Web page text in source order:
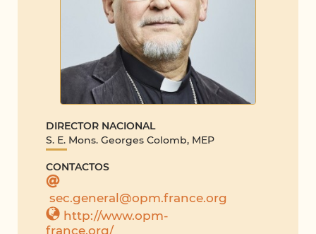
DIRECTOR NACIONAL
S. E. Mons. Georges Colomb, MEP
CONTACTOS
sec.general@opm.france.org
http://www.opm-
france.org/